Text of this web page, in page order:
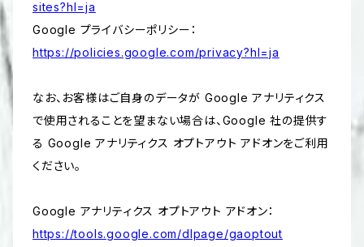
sites?hl=ja
Google プライバシーポリシー：
https://policies.google.com/privacy?hl=ja
なお、お客様はご自身のデータが Google アナリティクス
で使用されることを望まない場合は、Google 社の提供す
る Google アナリティクス オプトアウト アドオンをご利用
ください。
Google アナリティクス オプトアウト アドオン：
https://tools.google.com/dlpage/gaoptout